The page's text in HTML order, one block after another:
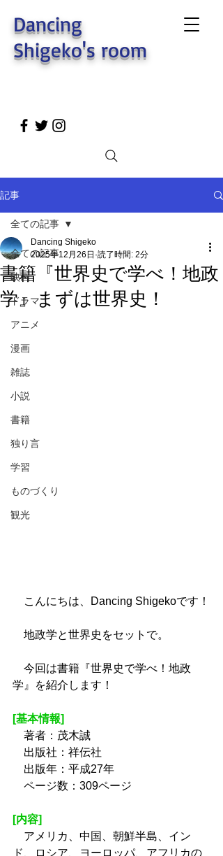
Dancing
Shigeko's room
記事
全ての記事
映画
ドラマ
アニメ
漫画
雑誌
小説
書籍
独り言
学習
ものづくり
観光
全ての記事
書籍『世界史で学べ！地政
学』まずは世界史！
Dancing Shigeko
2025年12月26日 読了時間: 2分
こんにちは、Dancing Shigekoです！
地政学と世界史をセットで。
今回は書籍『世界史で学べ！地政
学』を紹介します！
[基本情報]
著者：茂木誠
出版社：祥伝社
出版年：平成27年
ページ数：309ページ
[内容]
アメリカ、中国、朝鮮半島、イン
ド、ロシア、ヨーロッパ、アフリカの